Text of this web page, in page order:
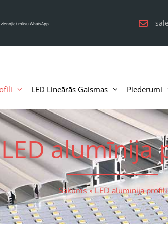
mūsu WhatsApp
LED Lineārās Gaismas Piederumi
LED alumīnija
Sākums»LED alumīnija profili